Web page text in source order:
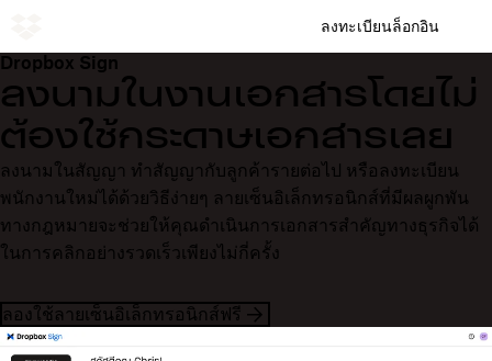
ลงทะเบียนล็อกอิน
Dropbox Sign
ลงนามในงานเอกสารโดยไม่
ต้องใช้กระดาษเอกสารเลย
ลงนามในสัญญา ทำสัญญากับลูกค้ารายต่อไป หรือลงทะเบียน
พนักงานใหม่ได้ด้วยวิธีง่ายๆ ลายเซ็นอิเล็กทรอนิกส์ที่มีผลผูกพัน
ทางกฎหมายจะช่วยให้คุณดำเนินการเอกสารสำคัญทางธุรกิจได้
ในการคลิกอย่างรวดเร็วเพียงไม่กี่ครั้ง
ลองใช้ลายเซ็นอิเล็กทรอนิกส์ฟรี